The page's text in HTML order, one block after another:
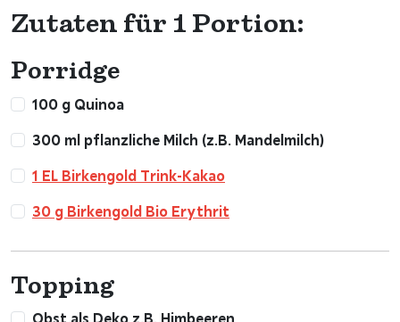
Zutaten für 1 Portion:
Porridge
100 g Quinoa
300 ml pflanzliche Milch (z.B. Mandelmilch)
1 EL Birkengold Trink-Kakao
30 g Birkengold Bio Erythrit
Topping